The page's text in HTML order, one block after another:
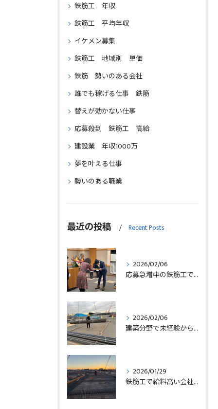
鉄筋工 年収
鉄筋工 平均年収
イケメン募集
鉄筋工 地域別 単価
鉄筋 勢いのある会社
誰でも稼げる仕事 鉄筋
替えが効かない仕事
応募殺到 鉄筋工 高給
建設業 年収1000万
夢を叶える仕事
勢いのある職業
最近の投稿 Recent Posts
2026/02/06
応募急増中の鉄筋工で高給を目指す方法徹底解説埼玉県三郷市版
2026/02/06
建築分野で未経験から始める求人探しと三郷市で正社員就職の秘訣
2026/01/29
鉄筋工で給料高い会社に転職したリアルなインタビュー事例を埼玉県三郷市で解説